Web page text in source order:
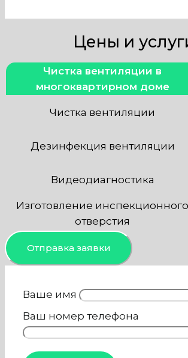
Цены и
Чистка вентиляции в
многоквартирном доме
Чистка вентиляции
Дезинфекция вентиляции
Видеодиагностика
Изготовление инспекционного
отверстия
Отправка заявки
Ваше имя
Ваш номер телефона